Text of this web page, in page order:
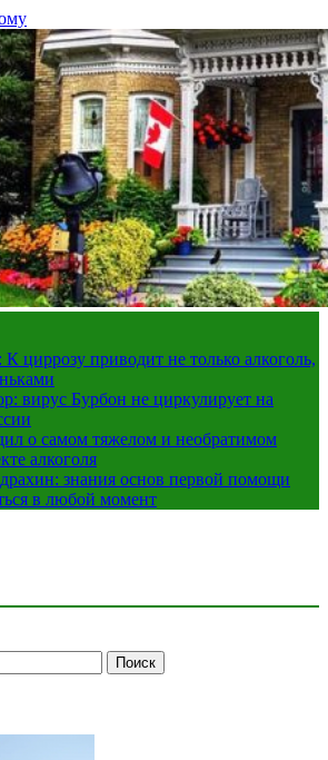
циррозу приводит не только алкоголь,
вирус Бурбон не циркулирует на
о самом тяжелом и необратимом
алкоголя
знания основ первой помощи
в любой момент